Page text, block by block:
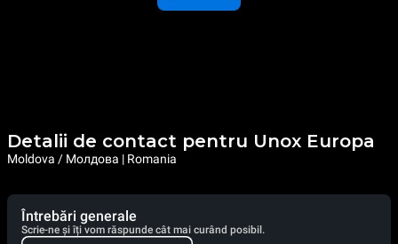
Detalii de contact pentru Unox Europa
Moldova / Молдова | Romania
Întrebări generale
Scrie-ne și îți vom răspunde cât mai curând posibil.